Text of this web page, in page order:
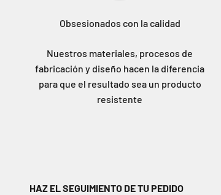
Obsesionados con la calidad
Nuestros materiales, procesos de
fabricación y diseño hacen la diferencia
para que el resultado sea un producto
resistente
HAZ EL SEGUIMIENTO DE TU PEDIDO